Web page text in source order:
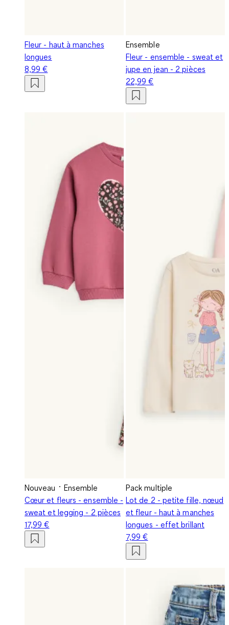
Fleur - haut à manches
longues
8,99 €
Ensemble
Fleur - ensemble - sweat et
jupe en jean - 2 pièces
22,99 €
Nouveau
Ensemble
Cœur et fleurs - ensemble -
sweat et legging - 2 pièces
17,99 €
Pack multiple
Lot de 2 - petite fille, nœud
et fleur - haut à manches
longues - effet brillant
7,99 €